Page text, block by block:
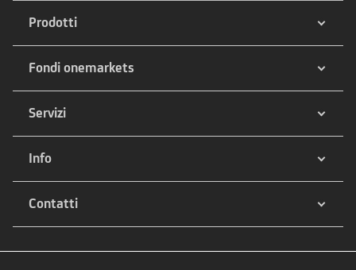
Prodotti
Fondi onemarkets
Servizi
Info
Contatti